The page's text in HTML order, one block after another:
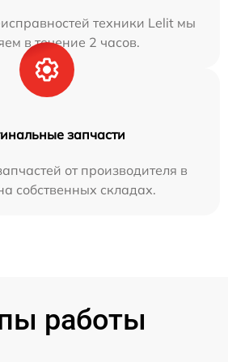
техники Lelit мы
в течение 2 часов.
запчасти
от производителя в
собственных складах.
работы